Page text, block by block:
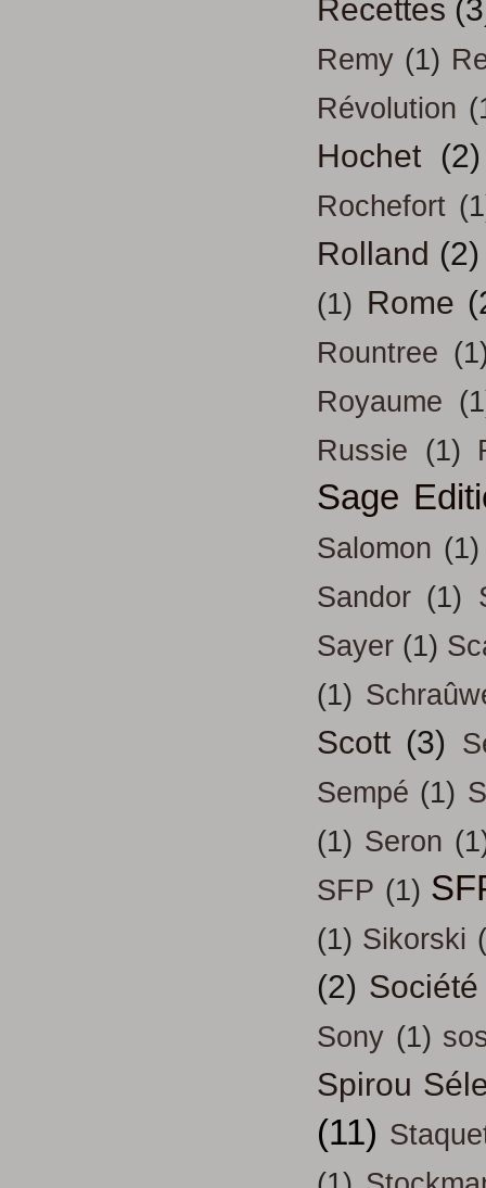
Recettes
Remy (1)
Révolution
Hochet (2)
Rochefort
Rolland (2)
(1) Rome
Rountree
Royaume
Russie (1)
Sage
Salomon (1)
Sandor (1)
Sayer (1)
(1)
Scott (3)
Sempé (1)
(1) Seron
SFP (1)
(1) Sikorski
(2) Société
Sony (1)
Spirou
(11)